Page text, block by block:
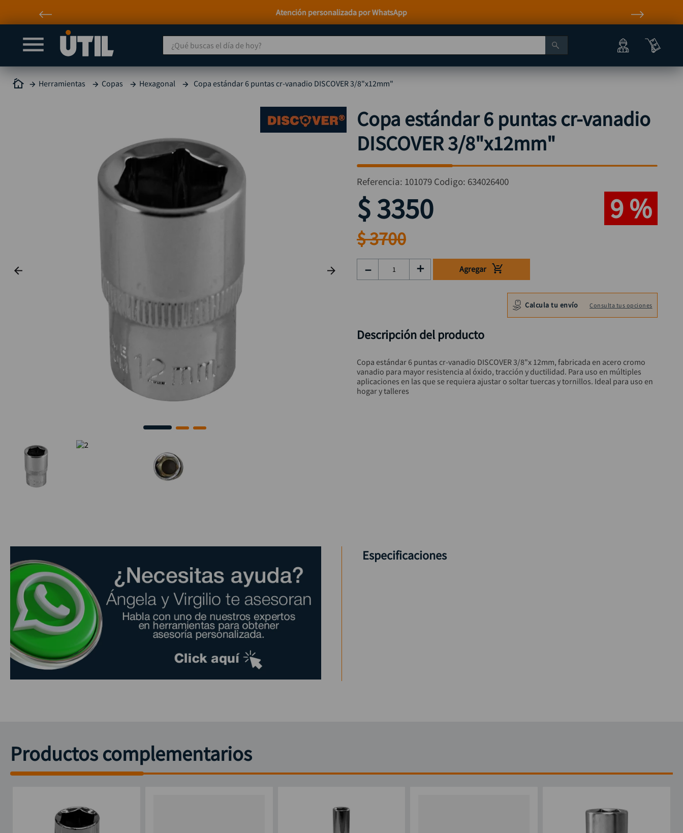
Paga a Crédito con Addi y Sistecrédito
¿Qué buscas el día de hoy?
Herramientas Copas Hexagonal Copa estándar 6 puntas cr-vanadio DISCOVER 3/8"x12mm"
Copa estándar 6 puntas cr-vanadio
DISCOVER 3/8"x12mm"
Referencia: 101079 Codigo: 634026400
$3350 9 %
$3700
＋
－ Agregar
Calcula tu envío Consulta tus opciones
Descripción del producto
Copa estándar 6 puntas cr-vanadio DISCOVER 3/8"x 12mm, fabricada en acero cromo
vanadio para mayor resistencia al óxido, tracción y ductilidad. Para uso en múltiples
aplicaciones en las que se requiera ajustar o soltar tuercas y tornillos. Ideal para uso en
hogar y talleres
Especificaciones
Productos complementarios
TÉRMINOS MÁS BUSCADOS
1. taladro
compresor